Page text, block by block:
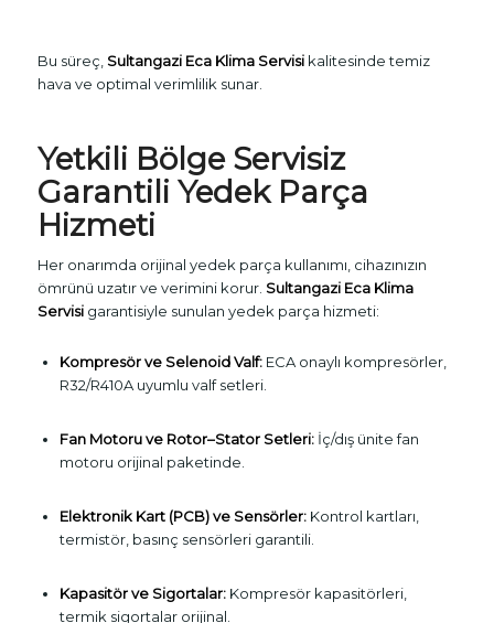
Bu süreç, Sultangazi Eca Klima Servisikalitesinde temiz
hava ve optimal verimlilik sunar.
Yetkili Bölge Servisiz
Garantili Yedek Parça
Hizmeti
Her onarımda orijinal yedek parça kullanımı, cihazınızın
ömrünü uzatır ve verimini korur. Sultangazi Eca Klima
Servisigarantisiyle sunulan yedek parça hizmeti:
Kompresör ve Selenoid Valf:ECA onaylı kompresörler,
R32/R410A uyumlu valf setleri.
Fan Motoru ve Rotor–Stator Setleri:İç/dış ünite fan
motoru orijinal paketinde.
Elektronik Kart (PCB) ve Sensörler:Kontrol kartları,
termistör, basınç sensörleri garantili.
Kapasitör ve Sigortalar:Kompresör kapasitörleri,
termik sigortalar orijinal.